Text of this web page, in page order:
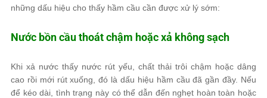
những dấu hiệu cho thấy hầm cầu cần được xử lý sớm:
Nước bồn cầu thoát chậm hoặc xả không sạch
Khi xả nước thấy nước rút yếu, chất thải trôi chậm hoặc dâng
cao rồi mới rút xuống, đó là dấu hiệu hầm cầu đã gần đầy. Nếu
để kéo dài, tình trạng này có thể dẫn đến nghẹt hoàn toàn hoặc